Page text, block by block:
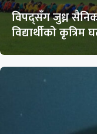
विपद्सँग जुध्न
विद्यार्थीको